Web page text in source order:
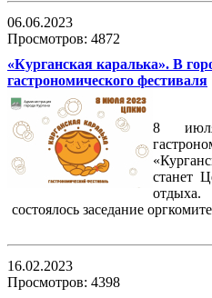
06.06.2023
Просмотров: 4872
«Курганская каралька». В
гастрономического фестиваля
8
станет
состоялось заседание
16.02.2023
Просмотров: 4398